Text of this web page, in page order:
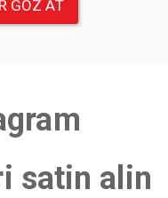
GÖZ AT
satin alin